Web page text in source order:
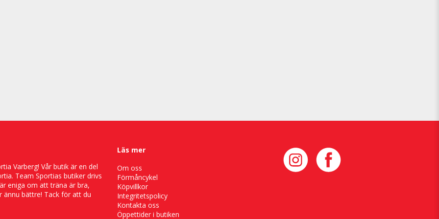
Varberg! Vår butik är en del
Team Sportias butiker drivs
eniga om att träna är bra,
bättre! Tack för att du
Läs mer
Om oss
Förmåncykel
Köpvillkor
Integritetspolicy
Kontakta oss
Öppettider i butiken